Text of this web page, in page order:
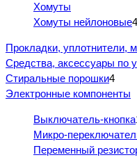
Хомуты
Хомуты нейлоновые4
Прокладки, уплотнители,
Средства, аксессуары по
Стиральные порошки4
Электронные компоненты
Выключатель-кнопка
Микро-
Переменный